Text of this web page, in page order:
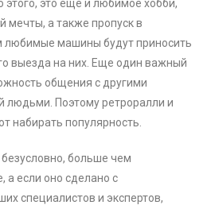
это еще и любимое хобби,
мечты, а также пропуск в
любимые машины будут приносить
выезда на них. Еще один важный
общения с другими
людьми. Поэтому ретроралли и
набирать популярность.
безусловно, больше чем
а если оно сделано с
специалистов и экспертов,